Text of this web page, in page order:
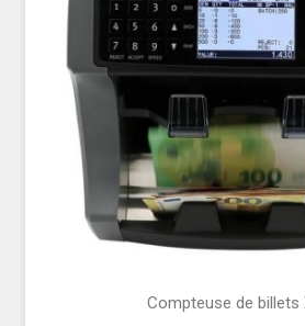
Compteuse de billets